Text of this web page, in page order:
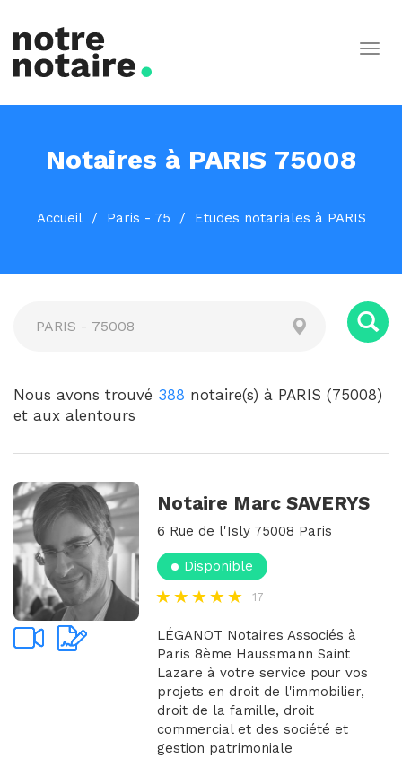
Notaires à PARIS 75008
Accueil Paris - 75 Etudes notariales à PARIS
Nous avons trouvé 388 notaire(s) à PARIS (75008)
et aux alentours
Notaire Marc SAVERYS
6 Rue de l'Isly 75008 Paris
Disponible
17
LÉGANOT Notaires Associés à
Paris 8ème Haussmann Saint
Lazare à votre service pour vos
projets en droit de l'immobilier,
droit de la famille, droit
commercial et des société et
gestion patrimoniale